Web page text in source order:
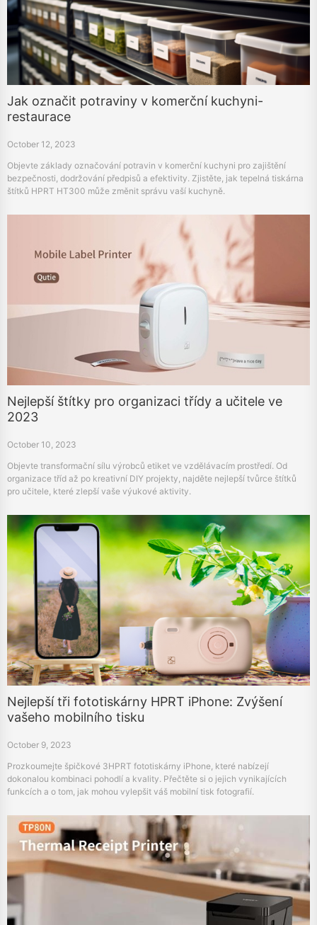
Jak označit potraviny v komerční kuchyni-
restaurace
October 12, 2023
Objevte základy označování potravin v komerční kuchyni pro zajištění
bezpečnosti, dodržování předpisů a efektivity. Zjistěte, jak tepelná tiskárna
štítků HPRT HT300 může změnit správu vaší kuchyně.
Nejlepší štítky pro organizaci třídy a učitele ve
2023
October 10, 2023
Objevte transformační sílu výrobců etiket ve vzdělávacím prostředí. Od
organizace tříd až po kreativní DIY projekty, najděte nejlepší tvůrce štítků
pro učitele, které zlepší vaše výukové aktivity.
Nejlepší tři fototiskárny HPRT iPhone: Zvýšení
vašeho mobilního tisku
October 9, 2023
Prozkoumejte špičkové 3HPRT fototiskárny iPhone, které nabízejí
dokonalou kombinaci pohodlí a kvality. Přečtěte si o jejich vynikajících
funkcích a o tom, jak mohou vylepšit váš mobilní tisk fotografií.